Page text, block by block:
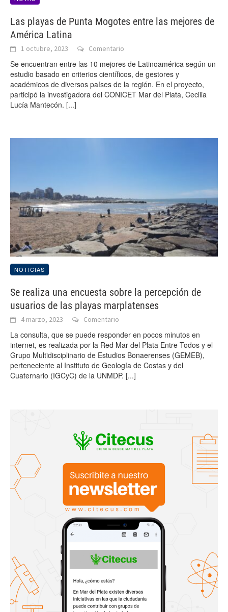
Las playas de Punta Mogotes entre las mejores de
América Latina
1 octubre, 2023 Comentario
Se encuentran entre las 10 mejores de Latinoamérica según un
estudio basado en criterios científicos, de gestores y
académicos de diversos países de la región. En el proyecto,
participó la investigadora del CONICET Mar del Plata, Cecilia
Lucía Mantecón. [...]
NOTICIAS
Se realiza una encuesta sobre la percepción de
usuarios de las playas marplatenses
4 marzo, 2023 Comentario
La consulta, que se puede responder en pocos minutos en
internet, es realizada por la Red Mar del Plata Entre Todos y el
Grupo Multidisciplinario de Estudios Bonaerenses (GEMEB),
perteneciente al Instituto de Geología de Costas y del
Cuaternario (IGCyC) de la UNMDP. [...]